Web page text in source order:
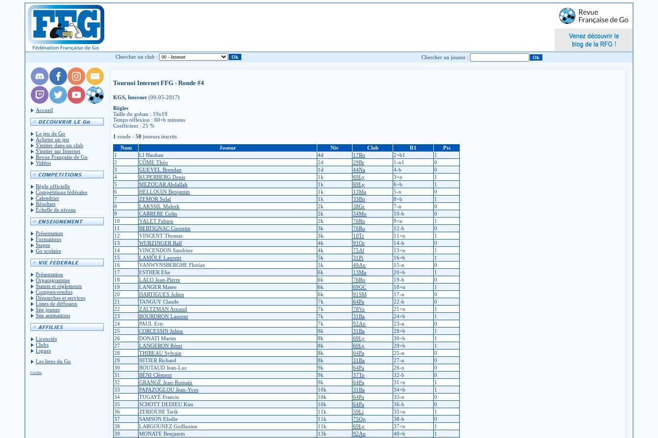
Chercher un club : Chercher un joueur :
Accueil
Le jeu de Go
Acheter un jeu
S'initier dans un club
S'initier sur Internet
Revue Française de Go
Vidéos
Règle officielle
Compétitions fédérales
Calendrier
Résultats
Échelle de niveau
Présentation
Formations
Stages
Go scolaire
Présentation
Organigramme
Statuts et réglements
Comptes-rendus
Démarches et services
Listes de diffusion
Site jeunes
Site animations
Licenciés
Clubs
Ligues
Les liens du Go
Crédits
Tournoi Internet FFG - Ronde #4
KGS, Internet (09-05-2017)
Règles
Taille du goban : 19x19
Temps réflexion : 60+b minutes
Coefficient : 25 %
1 ronde - 50 joueurs inscrits
Num
Joueur Niv Club R1
Pts
1
LI Haohan 4d 17Ro 2+b1
1
2
CÔME Théo 2d 29Br 1-n1
0
3
GUEVEL Brendan 1d 44Na 4-b
0
4
KUPERBERG Denis 1k 69Ly 3+n
1
5
MEZOUAR Abdallah 1k 69Ly 6+b
1
6
HELLOUIN Benjamin 1k 13Ma 5-n
0
7
ZEMOR Solal 1k 33Bo 8+b
1
8
LAKSSIL Maleek 2k 38Gr 7-n
0
9
CARRERE Colin 2k 34Mo 10-b
0
10
VALET Fabien 2k 76Ro 9+n
1
11
BERTIGNAC Corentin 3k 76Ro 12-b
0
12
VINCENT Thomas 3k 10Tr 11+n
1
13
WURZINGER Ralf 4k 91Or 14-b
0
14
VINCENDON Sandrine 4k 75Al 13+n
1
15
LAMÔLE Laurent 5k 31Pi 16+b
1
16
VANWYNSBERGHE Florian 5k 49An 15-n
0
17
ESTHER Elin 6k 13Ma 20+b
1
18
LALO Jean-Pierre 6k 76Ro 19-b
0
19
LANGER Mateo 6k 69GC 18+n
1
20
DARTIGUES Julien 6k 91SM 17-n
0
21
TANGUY Claude 7k 64Pa 22-b
0
22
ZALTZMAN Arnaud 7k 78Ve 21+n
1
23
BOURDRON Laurent 7k 31Ba 24+b
1
24
PAUL Eric 7k 92An 23-n
0
25
CORCESSIN Julien 8k 31Ba 28+b
1
26
DONATI Martin 8k 69Ly 30+b
1
27
LANGERON Rémi 8k 69Ly 29+b
1
28
THIBEAU Sylvain 8k 64Pa 25-n
0
29
HITIER Richard 8k 31Ba 27-n
0
30
BOUTAUD Jean-Luc 9k 64Pa 26-n
0
31
BÉNI Clément 9k 37To 32-b
0
32
GRANGÉ Jean-Romain 9k 64Pa 31+n
1
33
PAPAZOGLOU Jean-Yves 10k 31Ba 34+b
1
34
TUGAYÉ Francis 10k 64Pa 33-n
0
35
SCHOTT DEDIEU Kim 10k 64Pa 36-b
0
36
ZERIOUHI Tarik 11k 59Li 35+n
1
37
SAMSON Elodie 11k 75Op 38-b
0
38
LARGOUNEZ Guillaume 11k 69Ly 37+n
1
39
MONATE Benjamin 13k 92An 40+b
1